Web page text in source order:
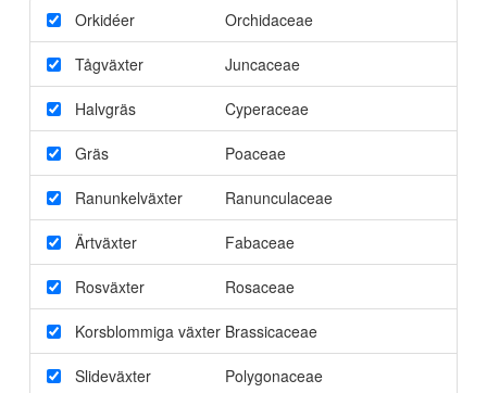
Orkidéer Orchidaceae
Tågväxter Juncaceae
Halvgräs Cyperaceae
Gräs Poaceae
Ranunkelväxter Ranunculaceae
Ärtväxter Fabaceae
Rosväxter Rosaceae
Korsblommiga växter Brassicaceae
Slideväxter Polygonaceae